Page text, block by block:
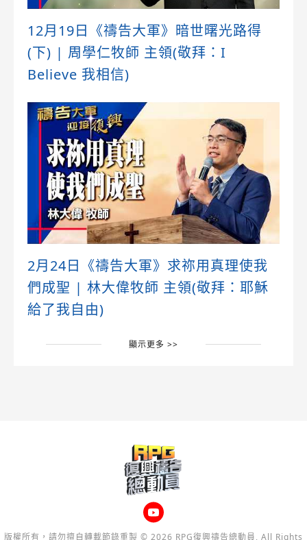
12月19日《禱告大軍》暗世曙光路得
(下) | 周學仁牧師 主領(敬拜：I
Believe 我相信)
2月24日《禱告大軍》求祢用真理使我
們成聖 | 林大偉牧師 主領(敬拜：耶穌
給了我自由)
顯示更多 >>
版權所有，請勿擅自轉載節錄重製 © 2026 RPG復興禱告總動員, All Rights